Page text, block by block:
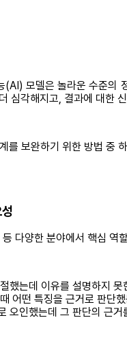
(AI) 모델은 놀라운 수준의
심각해지고, 결과에 대한
를 보완하기 위한 방법 중
다양한 분야에서 핵심 역
했는데 이유를 설명하지
어떤 특징을 근거로 판단
오인했는데 그 판단의 근